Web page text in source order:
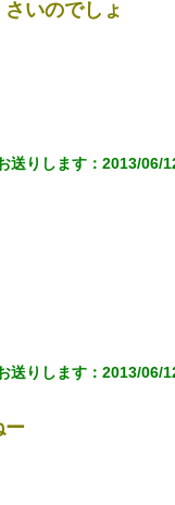
いのでしょ
送りします ：2013/06/
送りします ：2013/06/
ー